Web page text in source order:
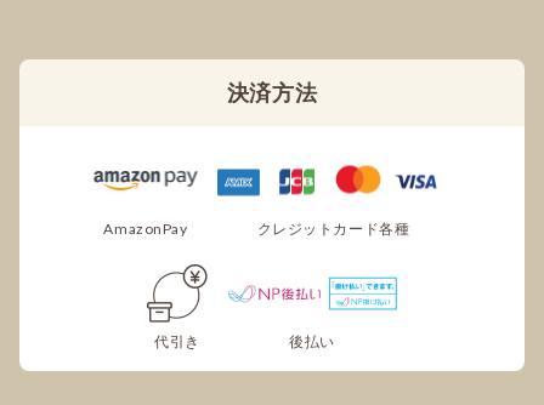
決済方法
AmazonPay クレジットカード各種
代引き 後払い